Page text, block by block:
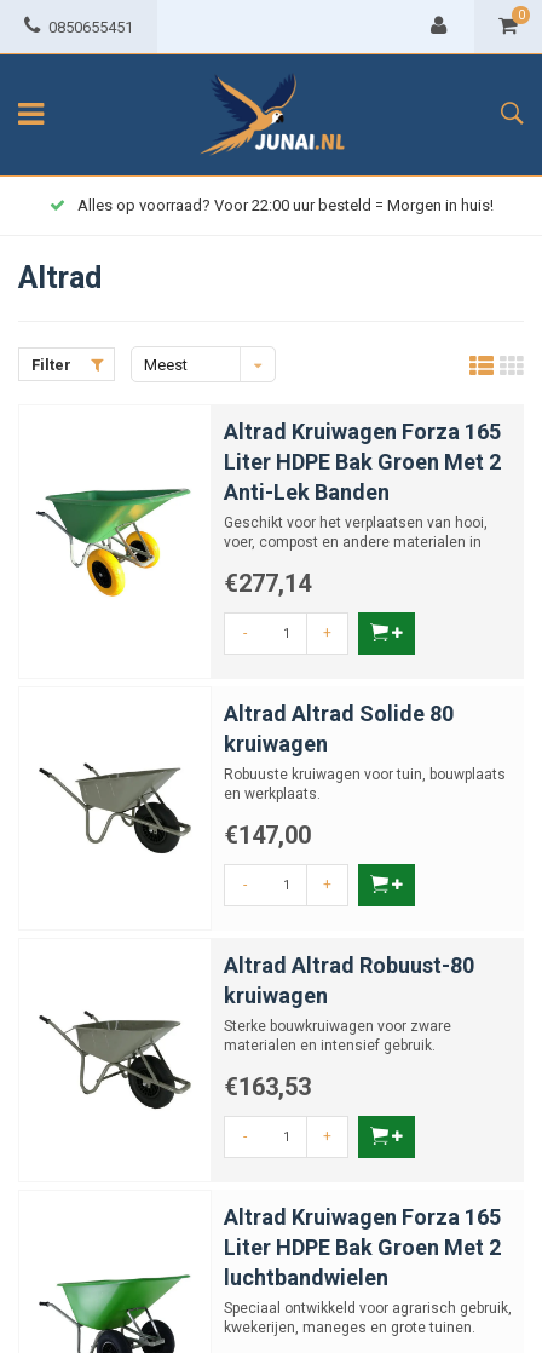
0850655451
0
Alles op voorraad? Voor 22:00 uur besteld = Morgen in huis!
Altrad
Filter
Meest
Altrad Kruiwagen Forza 165
Liter HDPE Bak Groen Met 2
Anti-Lek Banden
Geschikt voor het verplaatsen van hooi,
voer, compost en andere materialen in
€277,14
- +
Altrad Altrad Solide 80
kruiwagen
Robuuste kruiwagen voor tuin, bouwplaats
en werkplaats.
€147,00
- +
Altrad Altrad Robuust-80
kruiwagen
Sterke bouwkruiwagen voor zware
materialen en intensief gebruik.
€163,53
- +
Altrad Kruiwagen Forza 165
Liter HDPE Bak Groen Met 2
luchtbandwielen
Speciaal ontwikkeld voor agrarisch gebruik,
kwekerijen, maneges en grote tuinen.